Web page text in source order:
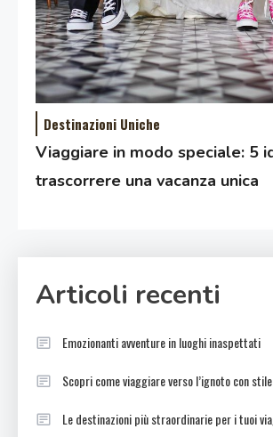
Destinazioni Uniche
Viaggiare in modo speciale: 5
trascorrere una vacanza unica
Articoli recenti
Emozionanti avventure in luoghi inaspettati
Scopri come viaggiare verso l’ignoto con stile
Le destinazioni più straordinarie per i tuoi